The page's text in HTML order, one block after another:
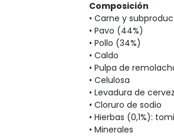
Composición
• Carne y
• Pavo (44%)
• Pollo (34%)
• Caldo
• Pulpa de
• Celulosa
• Levadura de
• Cloruro de sodio
• Hierbas (0,1%):
• Minerales